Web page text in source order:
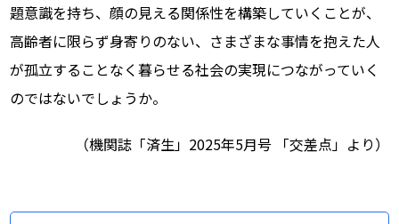
題意識を持ち、顔の見える関係性を構築していくことが、
高齢者に限らず身寄りのない、さまざまな事情を抱えた人
が孤立することなく暮らせる社会の実現につながっていく
のではないでしょうか。
（機関誌「済生」2025年5月号 「交差点」より）